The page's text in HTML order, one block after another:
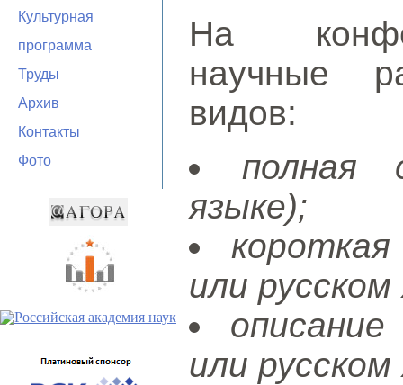
Культурная
программа
Труды
Архив
Контакты
Фото
На
научные
видов:
полная
языке);
или русском
или русском